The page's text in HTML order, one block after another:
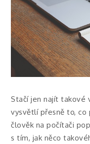
Stačí jen najít takové
vysvětlí přesně to,
člověk na počítači
s tím, jak něco